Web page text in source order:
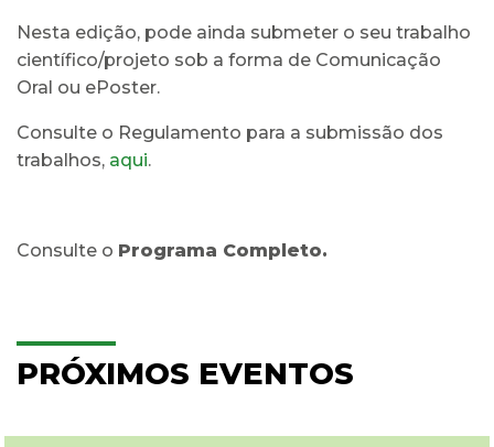
Nesta edição, pode ainda submeter o seu trabalho
científico/projeto sob a forma de Comunicação
Oral ou ePoster.
Consulte o Regulamento para a submissão dos
trabalhos, aqui.
Consulte o Programa Completo.
PRÓXIMOS EVENTOS